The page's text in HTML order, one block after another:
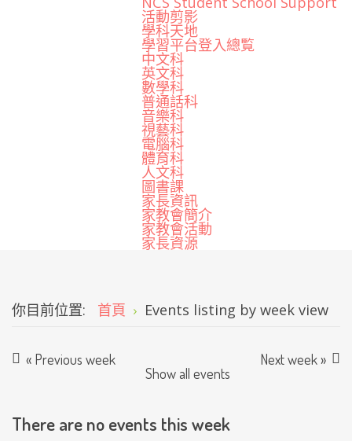
活動剪影
學科天地
學習平台登入總覧
中文科
英文科
數學科
普通話科
音樂科
視藝科
電腦科
體育科
人文科
圖書課
家長資訊
家教會簡介
家教會活動
家長資源
你目前位置: 首頁 Events listing by week view
« Previous week
Show all events
Next week »
There are no events this week